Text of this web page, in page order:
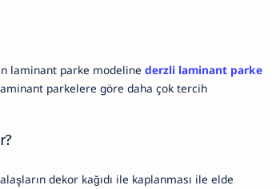
laminant parke modeline derzli laminant parke
parkelere göre daha çok tercih
dekor kağıdı ile kaplanması ile elde